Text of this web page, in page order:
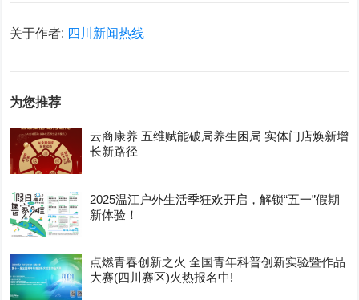
关于作者: 四川新闻热线
为您推荐
云商康养 五维赋能破局养生困局 实体门店焕新增
长新路径
2025温江户外生活季狂欢开启，解锁“五一”假期
新体验！
点燃青春创新之火 全国青年科普创新实验暨作品
大赛(四川赛区)火热报名中!